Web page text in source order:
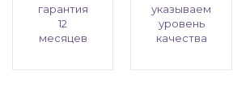
гарантия
12
месяцев
указываем
уровень
качества